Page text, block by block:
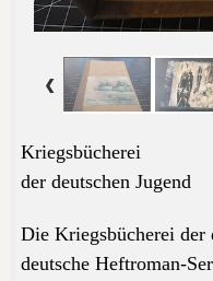
Kriegsbücherei
der deutschen Jugend
Die Kriegsbücherei der
deutsche Heftroman-